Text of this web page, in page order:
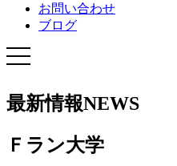
お問い合わせ
ブログ
最新情報NEWS
Ｆラン大学